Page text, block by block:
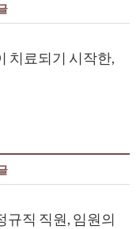
치료되기 시작한,
규직 직원, 임원의